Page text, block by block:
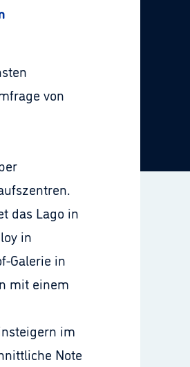
von
das Lago in
in
Galerie in
mit einem
im
Note